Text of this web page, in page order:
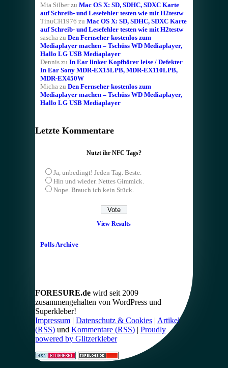
Mia Silberzu Mac OS X: SD, SDHC, SDXC Karte
auf Schreib- und Lesefehler testen wie mit H2testw
TinuCH1976 zu Mac OS X: SD, SDHC, SDXC Karte
auf Schreib- und Lesefehler testen wie mit H2testw
sascha zu Den Fernseher kostenlos zum
Mediaplayer machen – Tschüss WD Mediaplayer,
Hallo LG USB Mediaplayer
Denniszu In Ear linker Kopfhörer leise / Defekter
In Ear Sony MDR-EX15LPB, MDR-EX110LPB,
MDR-EX450W
Micha zu Den Fernseher kostenlos zum
Mediaplayer machen – Tschüss WD Mediaplayer,
Hallo LG USB Mediaplayer
Letzte Kommentare
Nutzt ihr NFC Tags?
Ja, unbedingt! Jeden Tag. Beste.
Hin und wieder. Nettes Gimmick.
Nope. Brauch ich kein Stück.
View Results
Polls Archive
FORESURE.dewird seit 2009
zusammengehalten von WordPress und
Superkleber!
Impressum| Datenschutz & Cookies| Artikel
(RSS)und Kommentare (RSS)| Proudly
powered by Glitzerkleber